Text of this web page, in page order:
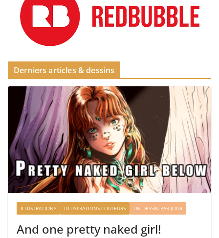
Derniers articles & dessins
ILLUSTRATIONS ILLUSTRATIONS COULEURS UN DESSIN PAR JOUR
And one pretty naked girl!